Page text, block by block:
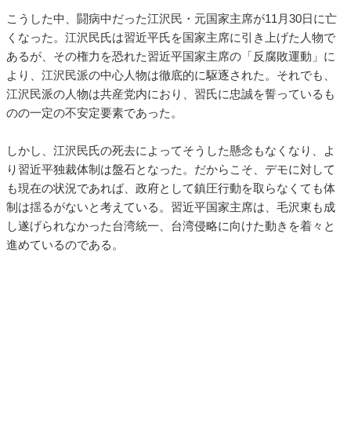
こうした中、闘病中だった江沢民・元国家主席が11月30日に亡
くなった。江沢民氏は習近平氏を国家主席に引き上げた人物で
あるが、その権力を恐れた習近平国家主席の「反腐敗運動」に
より、江沢民派の中心人物は徹底的に駆逐された。それでも、
江沢民派の人物は共産党内におり、習氏に忠誠を誓っているも
のの一定の不安定要素であった。
しかし、江沢民氏の死去によってそうした懸念もなくなり、よ
り習近平独裁体制は盤石となった。だからこそ、デモに対して
も現在の状況であれば、政府として鎮圧行動を取らなくても体
制は揺るがないと考えている。習近平国家主席は、毛沢東も成
し遂げられなかった台湾統一、台湾侵略に向けた動きを着々と
進めているのである。